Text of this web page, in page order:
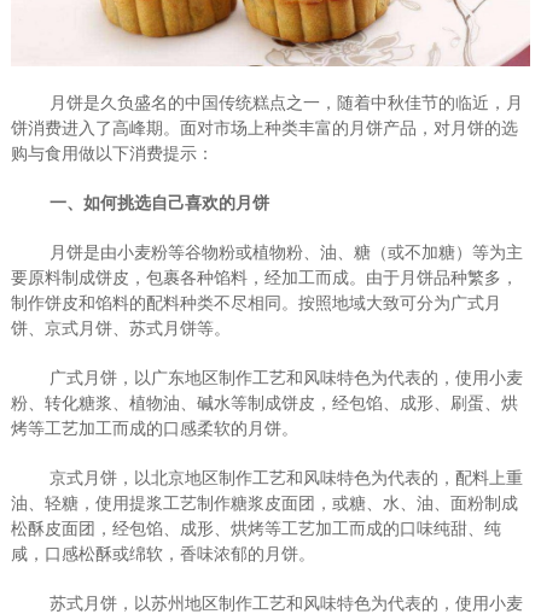
月饼是久负盛名的中国传统糕点之一，随着中秋佳节的临近，月
饼消费进入了高峰期。面对市场上种类丰富的月饼产品，对月饼的选
购与食用做以下消费提示：
一、如何挑选自己喜欢的月饼
月饼是由小麦粉等谷物粉或植物粉、油、糖（或不加糖）等为主
要原料制成饼皮，包裹各种馅料，经加工而成。由于月饼品种繁多，
制作饼皮和馅料的配料种类不尽相同。按照地域大致可分为广式月
饼、京式月饼、苏式月饼等。
广式月饼，以广东地区制作工艺和风味特色为代表的，使用小麦
粉、转化糖浆、植物油、碱水等制成饼皮，经包馅、成形、刷蛋、烘
烤等工艺加工而成的口感柔软的月饼。
京式月饼，以北京地区制作工艺和风味特色为代表的，配料上重
油、轻糖，使用提浆工艺制作糖浆皮面团，或糖、水、油、面粉制成
松酥皮面团，经包馅、成形、烘烤等工艺加工而成的口味纯甜、纯
咸，口感松酥或绵软，香味浓郁的月饼。
苏式月饼，以苏州地区制作工艺和风味特色为代表的，使用小麦